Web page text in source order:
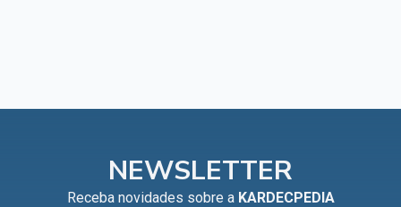
NEWSLETTER
Receba novidades sobre a KARDECPEDIA